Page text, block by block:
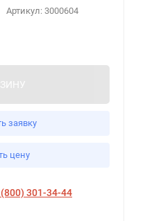
Артикул: 3000604
заявку
цену
301-34-44